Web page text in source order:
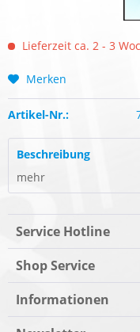
Lieferzeit ca. 2 - 3
Merken
Artikel-Nr.:
Beschreibung
mehr
Service Hotline
Shop Service
Informationen